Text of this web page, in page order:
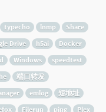
typecho lnmp
Share
Drive h5ai
Docker
Windows
speedtest
端口转发
emlog
短地址
Filerun ping Plex